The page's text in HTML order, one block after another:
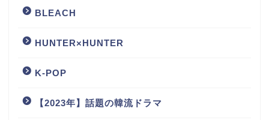
BLEACH
HUNTER×HUNTER
K-POP
【2023年】話題の韓流ドラマ